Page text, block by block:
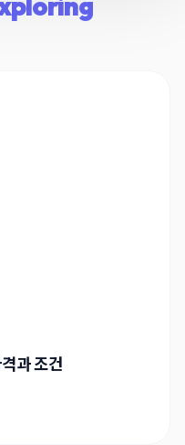
과 조건